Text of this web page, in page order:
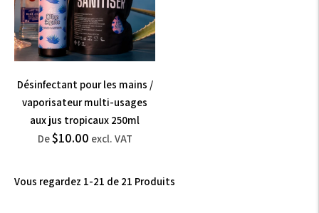
Désinfectant pour les mains /
vaporisateur multi-usages
aux jus tropicaux 250ml
Prix
De$10.00 excl. VAT$12.00
Vous regardez 1-21 de 21 Produits